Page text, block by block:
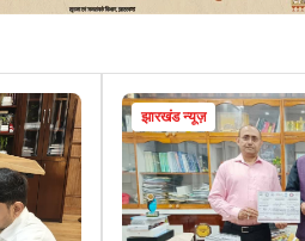
झारखंड न्यूज़